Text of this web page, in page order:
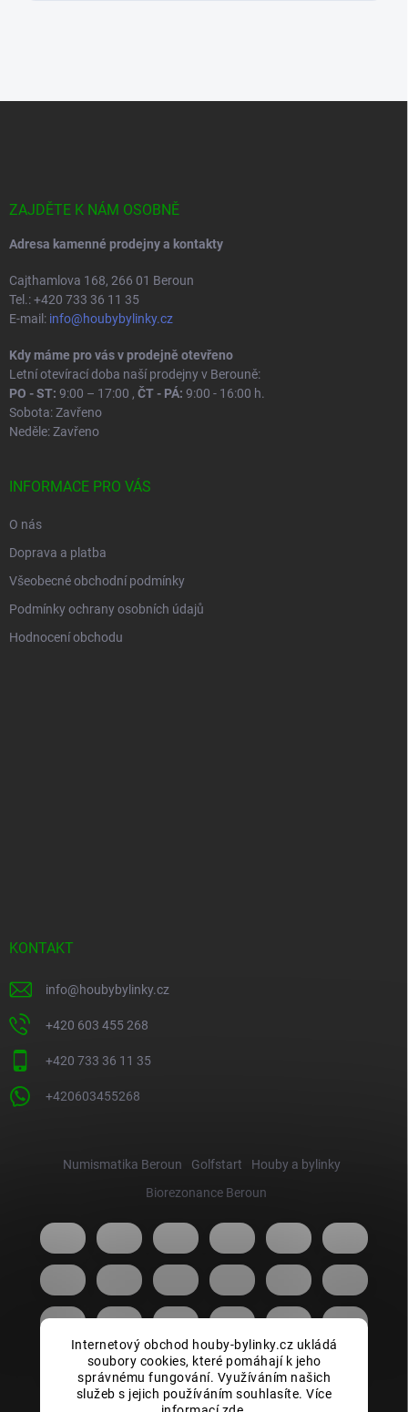
Internetový obchod houby-bylinky.cz ukládá
soubory cookies, které pomáhají k jeho
správnému fungování. Využíváním našich
služeb s jejich používáním souhlasíte. Více
ZAJDĚTE K NÁM OSOBNĚ
Adresa kamenné prodejny a kontakty
Cajthamlova 168, 266 01 Beroun
Tel.: +420 733 36 11 35
E-mail: info@houbybylinky.cz
Kdy máme pro vás v prodejně otevřeno
Letní otevírací doba naší prodejny v Berouně:
PO - ST: 9:00 – 17:00 , ČT - PÁ: 9:00 - 16:00 h.
Sobota: Zavřeno
Neděle: Zavřeno
INFORMACE PRO VÁS
O nás
Doprava a platba
Všeobecné obchodní podmínky
Podmínky ochrany osobních údajů
Hodnocení obchodu
KONTAKT
info@houbybylinky.cz
+420 603 455 268
+420 733 36 11 35
+420603455268
Numismatika Beroun Golfstart
Houby a bylinky
Biorezonance Beroun